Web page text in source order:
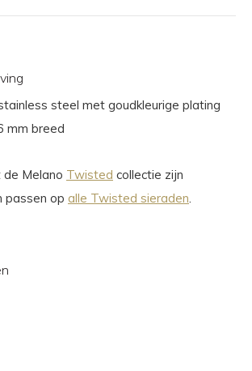
steel met goudkleurige plating
mm breed
Melano Twisted collectie zijn
passen op alle Twisted sieraden